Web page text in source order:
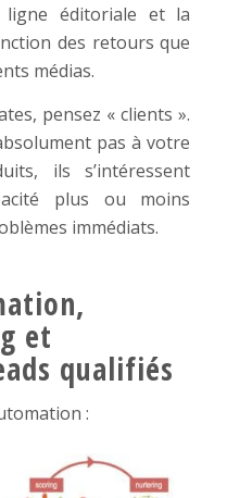
éditoriale et la
des retours que
médias.
pensez « clients ».
pas à votre
ils s’intéressent
plus ou moins
immédiats.
et
qualifiés
: